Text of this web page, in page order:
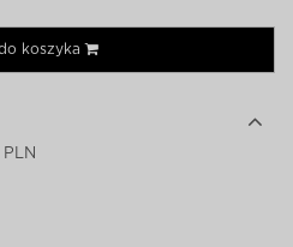
koszyka